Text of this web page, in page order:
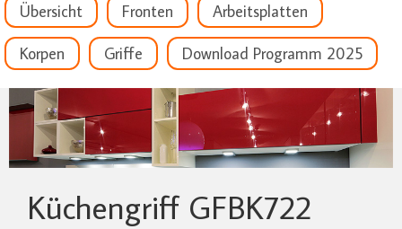
Übersicht Fronten Arbeitsplatten
Korpen Griffe Download Programm 2025
Küchengriff GFBK722